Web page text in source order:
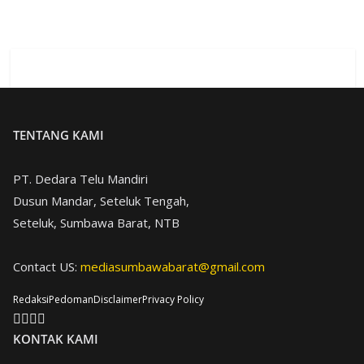
TENTANG KAMI
PT. Dedara Telu Mandiri
Dusun Mandar, Seteluk Tengah,
Seteluk, Sumbawa Barat, NTB
Contact US: mediasumbawabarat@gmail.com
RedaksiPedomanDisclaimerPrivacy Policy
KONTAK KAMI